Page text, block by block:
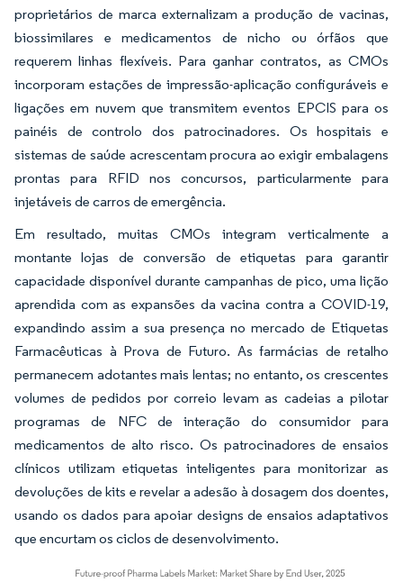
proprietários de marca externalizam a produção de vacinas,
biossimilares e medicamentos de nicho ou órfãos que
requerem linhas flexíveis. Para ganhar contratos, as CMOs
incorporam estações de impressão-aplicação configuráveis e
ligações em nuvem que transmitem eventos EPCIS para os
painéis de controlo dos patrocinadores. Os hospitais e
sistemas de saúde acrescentam procura ao exigir embalagens
prontas para RFID nos concursos, particularmente para
injetáveis de carros de emergência.
Em resultado, muitas CMOs integram verticalmente a
montante lojas de conversão de etiquetas para garantir
capacidade disponível durante campanhas de pico, uma lição
aprendida com as expansões da vacina contra a COVID-19,
expandindo assim a sua presença no mercado de Etiquetas
Farmacêuticas à Prova de Futuro. As farmácias de retalho
permanecem adotantes mais lentas; no entanto, os crescentes
volumes de pedidos por correio levam as cadeias a pilotar
programas de NFC de interação do consumidor para
medicamentos de alto risco. Os patrocinadores de ensaios
clínicos utilizam etiquetas inteligentes para monitorizar as
devoluções de kits e revelar a adesão à dosagem dos doentes,
usando os dados para apoiar designs de ensaios adaptativos
que encurtam os ciclos de desenvolvimento.